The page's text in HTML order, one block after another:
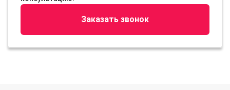
Заказать звонок